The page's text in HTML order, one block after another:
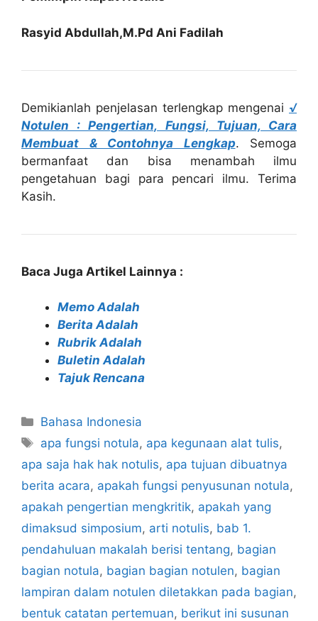
Rasyid Abdullah,M.Pd Ani Fadilah
Demikianlah penjelasan terlengkap mengenai √
Notulen : Pengertian, Fungsi, Tujuan, Cara
Membuat & Contohnya Lengkap. Semoga
bermanfaat dan bisa menambah ilmu
pengetahuan bagi para pencari ilmu. Terima
Kasih.
Baca Juga Artikel Lainnya :
Memo Adalah
Berita Adalah
Rubrik Adalah
Buletin Adalah
Tajuk Rencana
Categories
Bahasa Indonesia
Tags
apa fungsi notula, apa kegunaan alat tulis,
apa saja hak hak notulis, apa tujuan dibuatnya
berita acara, apakah fungsi penyusunan notula,
apakah pengertian mengkritik, apakah yang
dimaksud simposium, arti notulis, bab 1.
pendahuluan makalah berisi tentang, bagian
bagian notula, bagian bagian notulen, bagian
lampiran dalam notulen diletakkan pada bagian,
bentuk catatan pertemuan, berikut ini susunan